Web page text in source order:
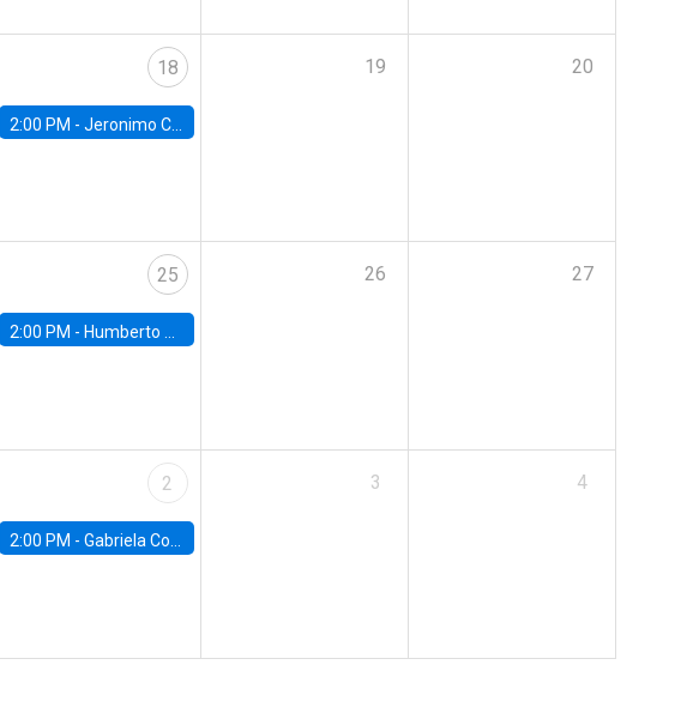
18
2:00 PM - Jeronimo Carballo, University of Colorado
19 20
25
2:00 PM - Humberto Martinez, Universidad de Chile
26 27
2
2:00 PM - Gabriela Contreras, Banco Central de Chile y UC
3 4